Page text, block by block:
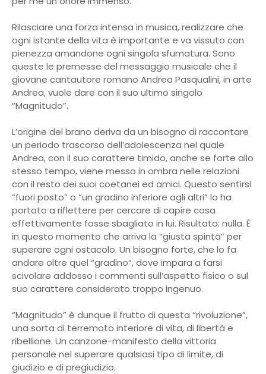
Rilasciare una forza intensa in musica, realizzare che
ogni istante della vita è importante e va vissuto con
pienezza amandone ogni singola sfumatura. Sono
queste le premesse del messaggio musicale che il
giovane cantautore romano Andrea Pasqualini, in arte
Andrea, vuole dare con il suo ultimo singolo
“Magnitudo”.
L’origine del brano deriva da un bisogno di raccontare
un periodo trascorso dell’adolescenza nel quale
Andrea, con il suo carattere timido, anche se forte allo
stesso tempo, viene messo in ombra nelle relazioni
con il resto dei suoi coetanei ed amici. Questo sentirsi
“fuori posto” o “un gradino inferiore agli altri” lo ha
portato a riflettere per cercare di capire cosa
effettivamente fosse sbagliato in lui. Risultato: nulla. È
in questo momento che arriva la “giusta spinta” per
superare ogni ostacolo. Un bisogno forte, che lo fa
andare oltre quel “gradino”, dove impara a farsi
scivolare addosso i commenti sull’aspetto fisico o sul
suo carattere considerato troppo ingenuo.
“Magnitudo” è dunque il frutto di questa “rivoluzione”,
una sorta di terremoto interiore di vita, di libertà e
ribellione. Un canzone-manifesto della vittoria
personale nel superare qualsiasi tipo di limite, di
giudizio e di pregiudizio.